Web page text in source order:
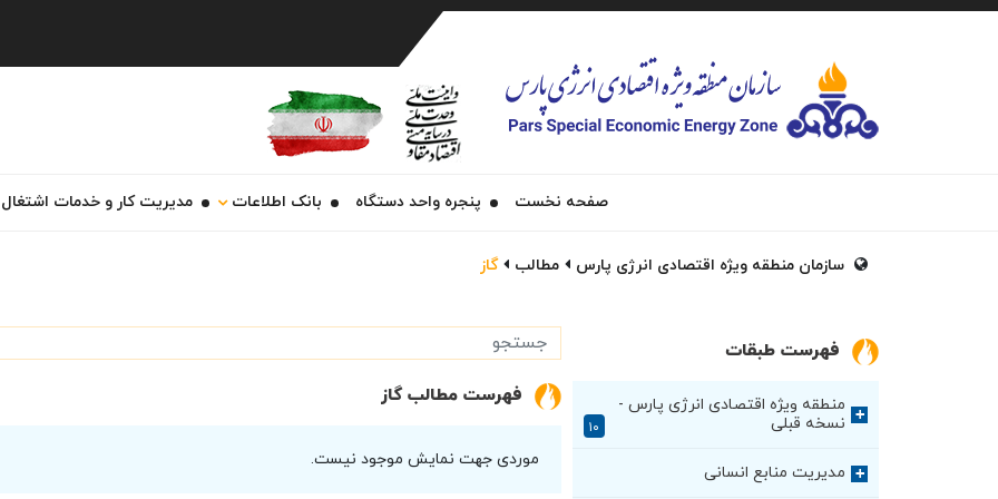
صفحه نخست پنجره واحد دستگاه بانک اطلاعات مدیریت کار و خدمات اشتغال
سازمان منطقه ویژه اقتصادی انرژی پارس مطالب گاز
فهرست مطالب گاز
موردی جهت نمایش موجود نیست.
فهرست طبقات
+
منطقه ویژه اقتصادی انرژی پارس -
نسخه قبلی
۱۰
+ مدیریت منابع انسانی